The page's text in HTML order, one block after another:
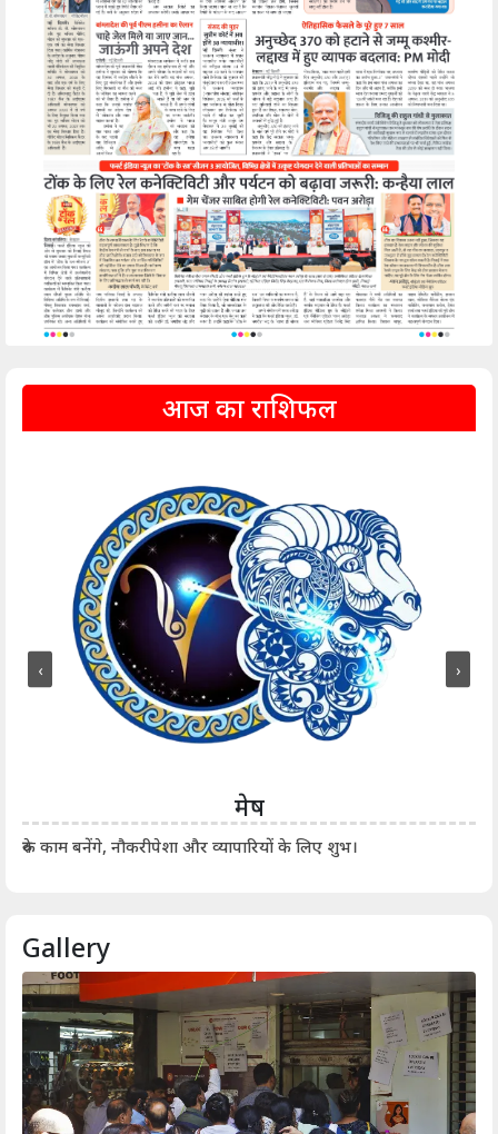
आज का राशिफल
मेष
रुके काम बनेंगे, नौकरीपेशा और व्यापारियों के लिए शुभ।
‹ ›
Gallery